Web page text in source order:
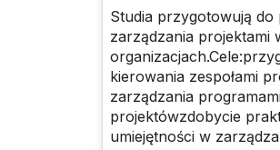
Studia przygotowują do
zarządzania projektami
kierowania zespołami
zarządzania
projektówzdobycie
umiejętności w